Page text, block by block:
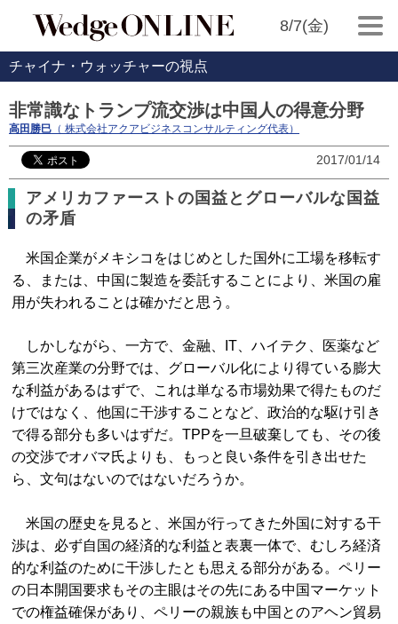
8/7(金)
チャイナ・ウォッチャーの視点
非常識なトランプ流交渉は中国人の得意分野
高田勝巳 （ 株式会社アクアビジネスコンサルティング代表）
2017/01/14
アメリカファーストの国益とグローバルな国益
の矛盾
米国企業がメキシコをはじめとした国外に工場を移転す
る、または、中国に製造を委託することにより、米国の雇
用が失われることは確かだと思う。
しかしながら、一方で、金融、IT、ハイテク、医薬など
第三次産業の分野では、グローバル化により得ている膨大
な利益があるはずで、これは単なる市場効果で得たものだ
けではなく、他国に干渉することなど、政治的な駆け引き
で得る部分も多いはずだ。TPPを一旦破棄しても、その後
の交渉でオバマ氏よりも、もっと良い条件を引き出せた
ら、文句はないのではないだろうか。
米国の歴史を見ると、米国が行ってきた外国に対する干
渉は、必ず自国の経済的な利益と表裏一体で、むしろ経済
的な利益のために干渉したとも思える部分がある。ペリー
の日本開国要求もその主眼はその先にある中国マーケット
での権益確保があり、ペリーの親族も中国とのアヘン貿易